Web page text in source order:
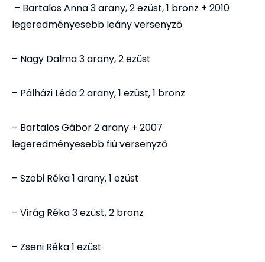
– Bartalos Anna 3 arany, 2 ezüst, 1 bronz + 2010
legeredményesebb leány versenyző
– Nagy Dalma 3 arany, 2 ezüst
– Pálházi Léda 2 arany, 1 ezüst, 1 bronz
– Bartalos Gábor 2 arany + 2007
legeredményesebb fiú versenyző
– Szobi Réka 1 arany, 1 ezüst
– Virág Réka 3 ezüst, 2 bronz
– Zseni Réka 1 ezüst